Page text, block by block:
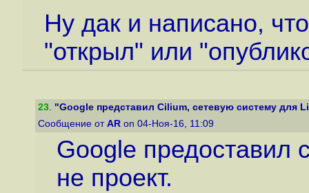
Ну дак и написано,
"открыл" или
23. "Google представил Cilium, сетевую систему для
Сообщение от AR on 04-Ноя-16, 11:09
Google предоставил
не проект.